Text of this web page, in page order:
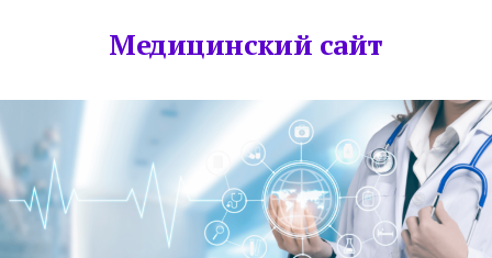
Медицинский сайт